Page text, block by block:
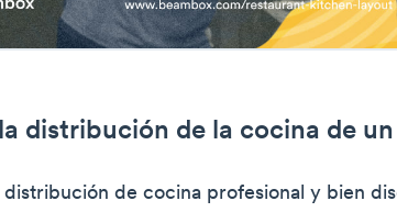
distribución de la cocina de
de cocina profesional y bien